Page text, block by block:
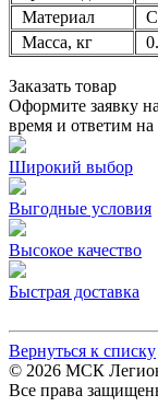
Материал
Масса, кг
Заказать товар
Оформите заявку
время и ответим
Широкий выбор
Выгодные условия
Высокое качество
Быстрая доставка
Вернуться к списку
© 2026 МСК
Все права